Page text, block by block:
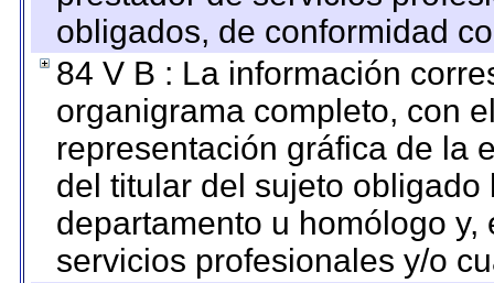
obligados, de conformidad
84 V B : La información
organigrama completo, con
representación gráfica de la
del titular del sujeto
departamento u homólogo
servicios profesionales y/o